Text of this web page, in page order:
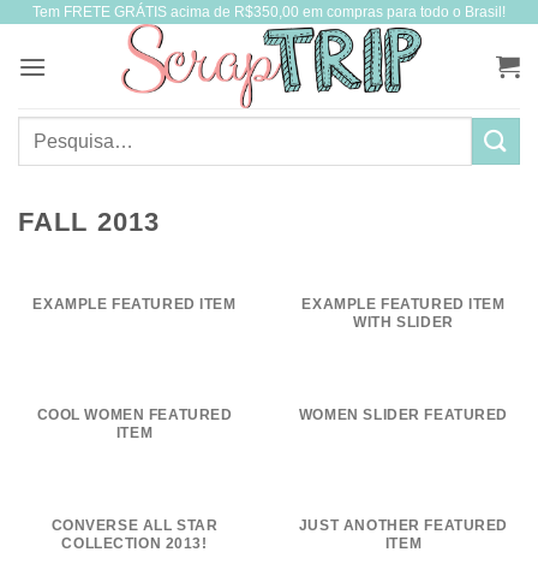
Skip
content
Tem FRETE GRÁTIS acima de R$350,00 em compras para todo o Brasil!
Pesquisar
FALL 2013
EXAMPLE FEATURED ITEM
EXAMPLE FEATURED ITEM
WITH SLIDER
COOL WOMEN FEATURED
ITEM
WOMEN SLIDER FEATURED
CONVERSE ALL STAR
COLLECTION 2013!
JUST ANOTHER FEATURED
ITEM